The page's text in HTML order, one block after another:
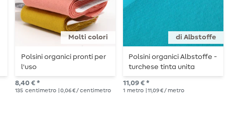
Molti colori
Polsini organici pronti per
l'uso
8,40 € *
135 centimetro | 0,06 € / centimetro
di Albstoffe
Polsini organici Albstoffe -
turchese tinta unita
11,09 € *
1 metro | 11,09 € / metro